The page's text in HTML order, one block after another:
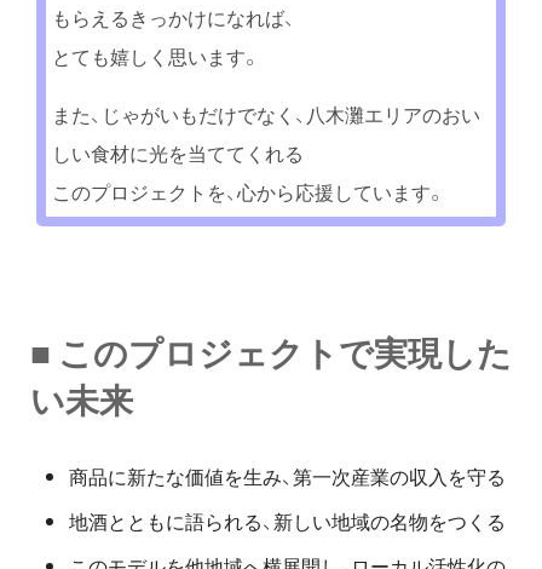
もらえるきっかけになれば、
とても嬉しく思います。
また、じゃがいもだけでなく、八木灘エリアのおい
しい食材に光を当ててくれる
このプロジェクトを、心から応援しています。
■ このプロジェクトで実現した
い未来
商品に新たな価値を生み、第一次産業の収入を守る
地酒とともに語られる、新しい地域の名物をつくる